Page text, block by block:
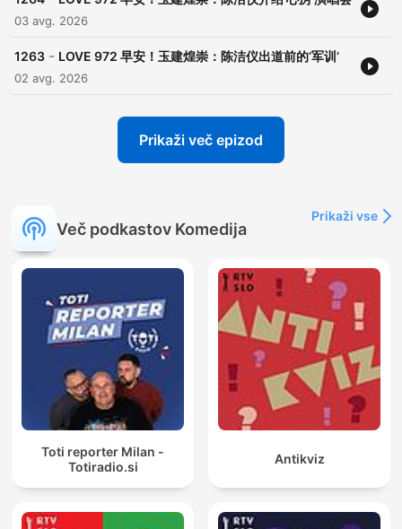
03 avg. 2026
1263 - LOVE 972 早安！玉建煌崇：陈洁仪出道前的‘军训’
02 avg. 2026
Prikaži več epizod
Več podkastov Komedija
Prikaži vse
Toti reporter Milan -
Totiradio.si
Antikviz